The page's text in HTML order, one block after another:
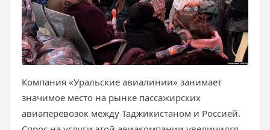
Компания «Уральские авиалинии» занимает
значимое место на рынке пассажирских
авиаперевозок между Таджикистаном и Россией.